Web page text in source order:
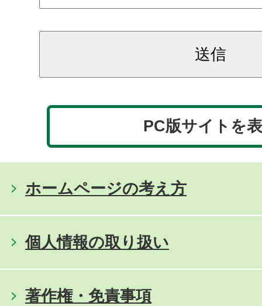
PC版サイトを
ホームページの考え方
個人情報の取り扱い
著作権・免責事項